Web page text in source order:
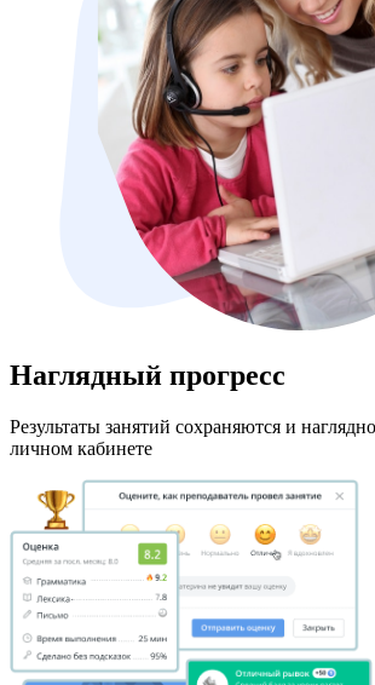
Наглядный прогресс
Результаты занятий сохраняются и
личном кабинете